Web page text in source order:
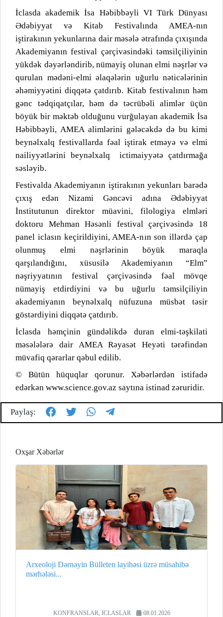
İclasda akademik İsa Həbibbəyli VI Türk Dünyası
Ədəbiyyat və Kitab Festivalında AMEA-nın
iştirakının yekunlarına dair məsələ ətrafında çıxışında
Akademiyanın festival çərçivəsindəki təmsilçiliyinin
yükdək dəyərləndirib, nümayiş olunan elmi nəşrlər və
qurulan mədəni-elmi əlaqələrin uğurlu nəticələrinin
əhəmiyyətini diqqətə çatdırıb. Kitab festivalının həm
gənc tədqiqatçılar, həm də təcrübəli alimlər üçün
böyük bir məktəb olduğunu vurğulayan akademik İsa
Həbibbəyli, AMEA alimlərini gələcəkdə də bu kimi
beynəlxalq festivallarda fəal iştirak etməyə və elmi
nailiyyətlərini beynəlxalq
ictimaiyyətə çatdırmağa
səsləyib.
Festivalda Akademiyanın iştirakının yekunları barədə
çıxış edən Nizami Gəncəvi adına Ədəbiyyat
İnstitutunun direktor müavini, filologiya elmləri
doktoru Mehman Həsənli festival çərçivəsində 18
panel iclasın keçirildiyini, AMEA-nın son illərdə çap
olunmuş elmi nəşrlərinin böyük maraqla
qarşılandığını, xüsusilə Akademiyanın “Elm”
nəşriyyatının festival çərçivəsində fəal mövqe
nümayiş etdirdiyini və bu uğurlu təmsilçiliyin
akademiyanın beynəlxalq nüfuzuna müsbət təsir
göstərdiyini diqqətə çatdırıb.
İclasda həmçinin gündəlikdə duran elmi-təşkilati
məsələlərə dair AMEA Rəyasət Heyəti tərəfindən
müvafiq qərarlar qəbul edilib.
© Bütün hüquqlar qorunur. Xəbərlərdən istifadə
edərkən www.science.gov.az saytına istinad zəruridir.
Paylaş:
Oxşar Xəbərlər
Arxeoloji Dərnəyin Bülleten layihəsi üzrə müsahibə
mərhələsi...
KONFRANSLAR, İCLASLAR 08.01.2026